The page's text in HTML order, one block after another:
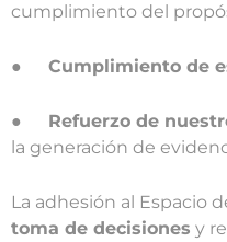
cumplimiento del
● Cumplimiento de
● Refuerzo de
la generación de
La adhesión al Espacio
toma de decisiones y